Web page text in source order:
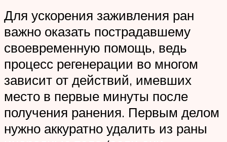
Для ускорения заживления ран
важно оказать пострадавшему
своевременную помощь, ведь
процесс регенерации во многом
зависит от действий, имевших
место в первые минуты после
получения ранения. Первым делом
нужно аккуратно удалить из раны